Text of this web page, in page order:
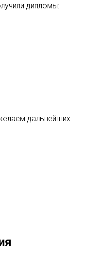
дипломы:
дальнейших